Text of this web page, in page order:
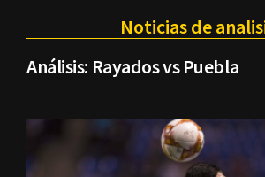
Noticias de
Análisis: Rayados vs Puebla